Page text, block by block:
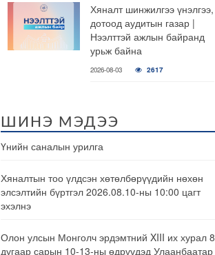
Хяналт шинжилгээ үнэлгээ,
дотоод аудитын газар |
Нээлттэй ажлын байранд
урьж байна
2026-08-03 2617
ШИНЭ МЭДЭЭ
Үнийн саналын урилга
Хяналтын тоо үлдсэн хөтөлбөрүүдийн нөхөн
элсэлтийн бүртгэл 2026.08.10-ны 10:00 цагт
эхэлнэ
Олон улсын Монголч эрдэмтний XIII их хурал 8
дугаар сарын 10-13-ны өдрүүдэд Улаанбаатар